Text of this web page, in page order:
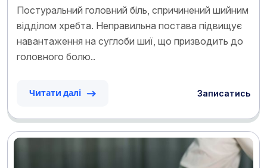
Постуральний головний біль, спричинений шийним
відділом хребта. Неправильна постава підвищує
навантаження на суглоби шиї, що призводить до
головного болю..
Читати далі Записатись